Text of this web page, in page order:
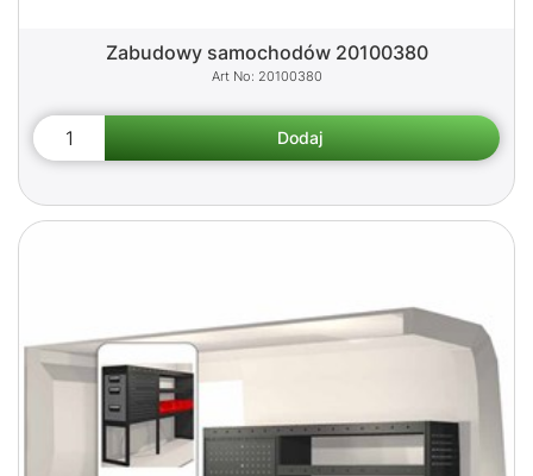
Zabudowy samochodów 20100380
20100380